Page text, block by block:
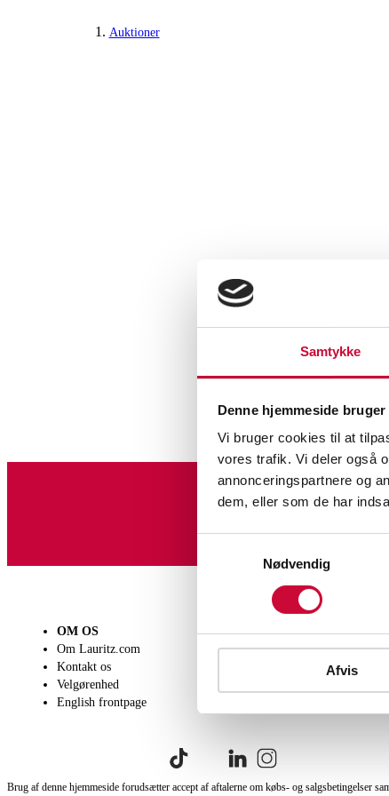
Samtykke
Denne hjemmeside
Vi bruger cookies til at
vores trafik. Vi deler også
annonceringspartnere og
dem, eller som de har
Nødvendig
Afvis
Auktioner
Tilmeld dig vores
OM OS
Om Lauritz.com
Kontakt os
Velgørenhed
English frontpage
SÆLG
Få en vurdering
Brug af denne hjemmeside forudsætter accept af aftalerne om købs- og salgsbetingelser